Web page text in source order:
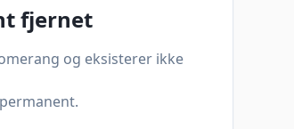
fjernet
og eksisterer ikke